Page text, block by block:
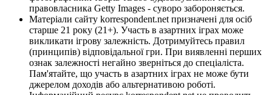
правовласника Getty Images - суворо забороняється.
Матеріали сайту korrespondent.net призначені для осіб
старше 21 року (21+). Участь в азартних іграх може
викликати ігрову залежність. Дотримуйтесь правил
(принципів) відповідальної гри. При виявленні перших
ознак залежності негайно зверніться до спеціаліста.
Пам'ятайте, що участь в азартних іграх не може бути
джерелом доходів або альтернативою роботі.